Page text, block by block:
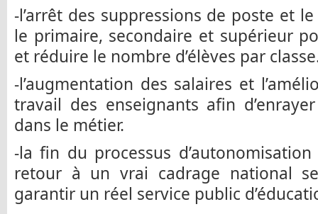
-l’arrêt des suppressions de poste et
le primaire, secondaire et supérieur
et réduire le nombre d’élèves par
-l’augmentation des salaires et
travail des enseignants afin
dans le métier.
-la fin du processus
retour à un vrai cadrage national
garantir un réel service public